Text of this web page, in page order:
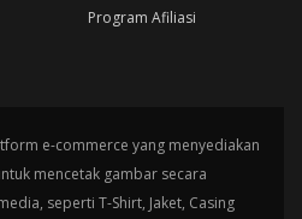
Program Afiliasi
e-commerce yang menyediakan
mencetak gambar secara
seperti T-Shirt, Jaket, Casing